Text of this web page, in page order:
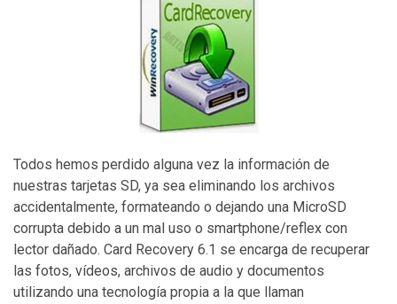
Todos hemos perdido alguna vez la información de
nuestras tarjetas SD, ya sea eliminando los archivos
accidentalmente, formateando o dejando una MicroSD
corrupta debido a un mal uso o smartphone/reflex con
lector dañado. Card Recovery 6.1 se encarga de recuperar
las fotos, vídeos, archivos de audio y documentos
utilizando una tecnología propia a la que llaman